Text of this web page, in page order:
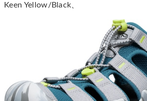
Keen Yellow/Black、